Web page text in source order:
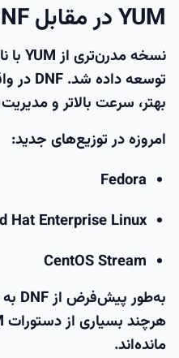
YUM در مقابل DNF
نسخه مدرن‌تری از YUM با نام
بهتر، سرعت بالاتر و
امروزه در توزیع‌های جدید:
Fedora
Hat Enterprise Linux
CentOS Stream
به‌طور پیش‌فرض ازDNF
مانده‌اند.